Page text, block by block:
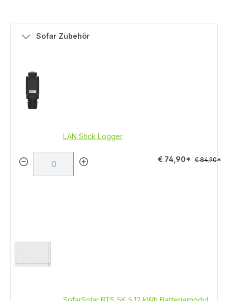
Sofar Zubehör
LAN Stick Logger
€ 74,90* € 84,90*